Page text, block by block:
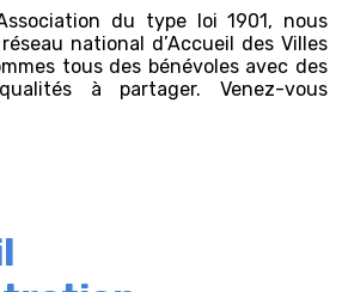
du type loi 1901, nous
national d’Accueil des Villes
tous des bénévoles avec des
à partager. Venez-vous